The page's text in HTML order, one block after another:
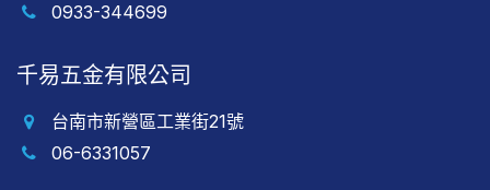
0933-344699
千易五金有限公司
台南市新營區工業街21號
06-6331057